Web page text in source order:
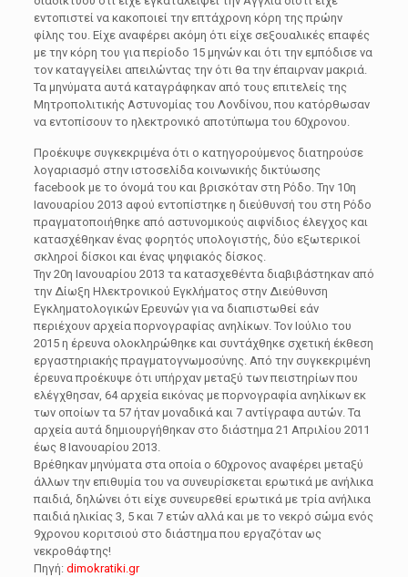
εντοπιστεί να κακοποιεί την επτάχρονη κόρη της πρώην
φίλης του. Είχε αναφέρει ακόμη ότι είχε σεξουαλικές επαφές
με την κόρη του για περίοδο 15 μηνών και ότι την εμπόδισε να
τον καταγγείλει απειλώντας την ότι θα την έπαιρναν μακριά.
Τα μηνύματα αυτά καταγράφηκαν από τους επιτελείς της
Μητροπολιτικής Αστυνομίας του Λονδίνου, που κατόρθωσαν
να εντοπίσουν το ηλεκτρονικό αποτύπωμα του 60χρονου.
Προέκυψε συγκεκριμένα ότι ο κατηγορούμενος διατηρούσε
λογαριασμό στην ιστοσελίδα κοινωνικής δικτύωσης
facebook με το όνομά του και βρισκόταν στη Ρόδο. Την 10η
Ιανουαρίου 2013 αφού εντοπίστηκε η διεύθυνσή του στη Ρόδο
πραγματοποιήθηκε από αστυνομικούς αιφνίδιος έλεγχος και
κατασχέθηκαν ένας φορητός υπολογιστής, δύο εξωτερικοί
σκληροί δίσκοι και ένας ψηφιακός δίσκος.
Την 20η Ιανουαρίου 2013 τα κατασχεθέντα διαβιβάστηκαν από
την Δίωξη Ηλεκτρονικού Εγκλήματος στην Διεύθυνση
Εγκληματολογικών Ερευνών για να διαπιστωθεί εάν
περιέχουν αρχεία πορνογραφίας ανηλίκων. Τον Ιούλιο του
2015 η έρευνα ολοκληρώθηκε και συντάχθηκε σχετική έκθεση
εργαστηριακής πραγματογνωμοσύνης. Από την συγκεκριμένη
έρευνα προέκυψε ότι υπήρχαν μεταξύ των πειστηρίων που
ελέγχθησαν, 64 αρχεία εικόνας με πορνογραφία ανηλίκων εκ
των οποίων τα 57 ήταν μοναδικά και 7 αντίγραφα αυτών. Τα
αρχεία αυτά δημιουργήθηκαν στο διάστημα 21 Απριλίου 2011
έως 8 Ιανουαρίου 2013.
Βρέθηκαν μηνύματα στα οποία ο 60χρονος αναφέρει μεταξύ
άλλων την επιθυμία του να συνευρίσκεται ερωτικά με ανήλικα
παιδιά, δηλώνει ότι είχε συνευρεθεί ερωτικά με τρία ανήλικα
παιδιά ηλικίας 3, 5 και 7 ετών αλλά και με το νεκρό σώμα ενός
9χρονου κοριτσιού στο διάστημα που εργαζόταν ως
νεκροθάφτης!
Πηγή: dimokratiki.gr